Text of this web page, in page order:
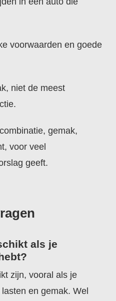
voorwaarden en goede
niet de meest
gemak,
voor veel
geeft.
als je
zijn, vooral als je
en gemak. Wel